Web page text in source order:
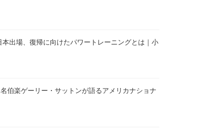
出場、復帰に向けたパワートレーニングとは｜小
伯楽ゲーリー・サットンが語るアメリカナショナ